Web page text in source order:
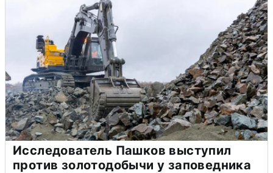
Исследователь Пашков выступил
против золотодобычи у заповедника